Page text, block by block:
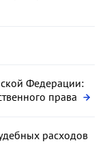
Федерации:
права
расходов